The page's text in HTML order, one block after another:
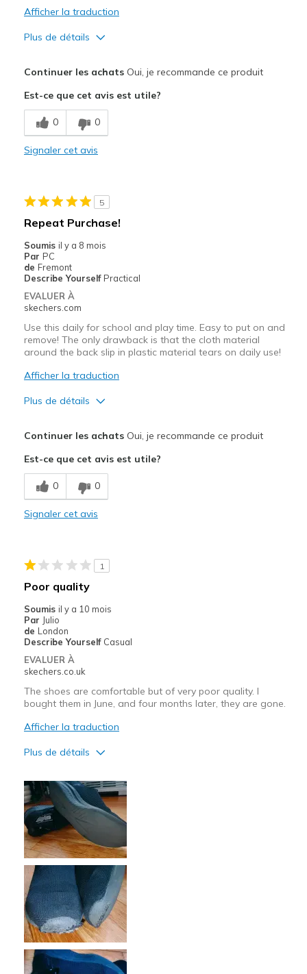
Afficher la traduction
Plus de détails
Going Out
Width
Sizing
Continuer les achatsOui, je recommande ce produit
Est-ce que cet avis est utile?
0 0
Signaler cet avis
5
Repeat Purchase!
Soumis il y a 8 mois
Par PC
de Fremont
Describe Yourself Practical
EVALUER À
skechers.com
Use this daily for school and play time. Easy to put on and
remove! The only drawback is that the cloth material
around the back slip in plastic material tears on daily use!
Afficher la traduction
Plus de détails
Durable
Le contre
Back slip in cloth covering material tears
Casual Wear
Sizing
View On Shoes
I'm Into Shoes
Continuer les achatsOui, je recommande ce produit
Est-ce que cet avis est utile?
0 0
Signaler cet avis
1
Poor quality
Soumis il y a 10 mois
Par Julio
de London
Describe Yourself Casual
EVALUER À
skechers.co.uk
The shoes are comfortable but of very poor quality. I
bought them in June, and four months later, they are gone.
Afficher la traduction
Plus de détails
Comfortable
Le contre
Poor Quality
Les meilleures utilisations
Going Out
Width
Feels true to width
Sizing
Feels true to size
View On Shoes
Shoes are for Wearing